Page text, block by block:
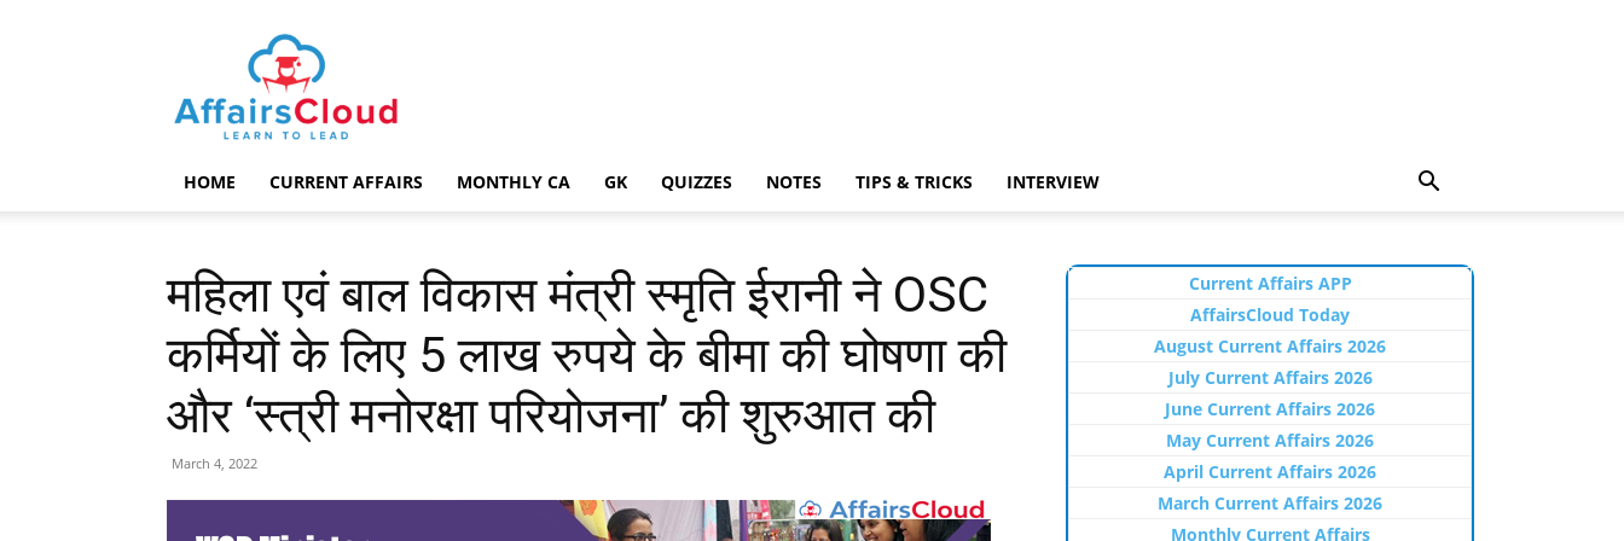
AffairsCloud.com
HOME CURRENT AFFAIRS MONTHLY CA GK QUIZZES NOTES TIPS & TRICKS INTERVIEW
महिला एवं बाल विकास मंत्री स्मृति ईरानी ने OSC
कर्मियों के लिए 5 लाख रुपये के बीमा की घोषणा की
और ‘स्त्री मनोरक्षा परियोजना’ की शुरुआत की
March 4, 2022
Current Affairs APP
AffairsCloud Today
August Current Affairs 2026
July Current Affairs 2026
June Current Affairs 2026
May Current Affairs 2026
April Current Affairs 2026
March Current Affairs 2026
Monthly Current Affairs